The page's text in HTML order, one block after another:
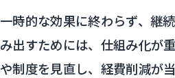
一時的な効果に終わらず、継
み出すためには、仕組み化が
や制度を見直し、経費削減が